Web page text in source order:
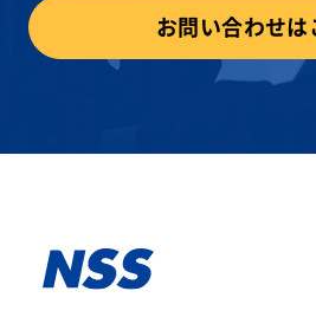
お問い合わせは